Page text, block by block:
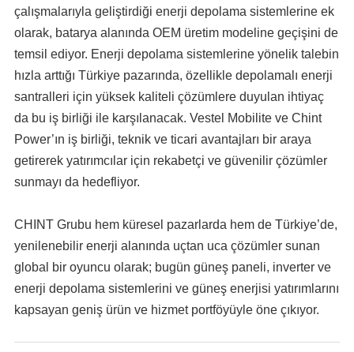
çalışmalarıyla geliştirdiği enerji depolama sistemlerine ek
olarak, batarya alanında OEM üretim modeline geçişini de
temsil ediyor. Enerji depolama sistemlerine yönelik talebin
hızla arttığı Türkiye pazarında, özellikle depolamalı enerji
santralleri için yüksek kaliteli çözümlere duyulan ihtiyaç
da bu iş birliği ile karşılanacak. Vestel Mobilite ve Chint
Power’ın iş birliği, teknik ve ticari avantajları bir araya
getirerek yatırımcılar için rekabetçi ve güvenilir çözümler
sunmayı da hedefliyor.
CHINT Grubu hem küresel pazarlarda hem de Türkiye’de,
yenilenebilir enerji alanında uçtan uca çözümler sunan
global bir oyuncu olarak; bugün güneş paneli, inverter ve
enerji depolama sistemlerini ve güneş enerjisi yatırımlarını
kapsayan geniş ürün ve hizmet portföyüyle öne çıkıyor.